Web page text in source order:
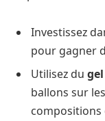
Investissez
pour gagner
Utilisez du
ballons sur
compositions